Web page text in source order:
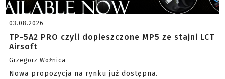
03.08.2026
TP-5A2 PRO czyli dopieszczone MP5 ze stajni LCT
Airsoft
Grzegorz Woźnica
Nowa propozycja na rynku już dostępna.